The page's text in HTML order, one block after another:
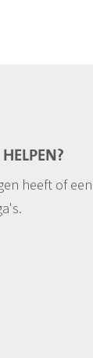
heeft of